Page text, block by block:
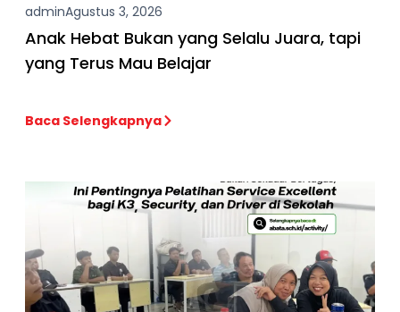
adminAgustus 3, 2026
Anak Hebat Bukan yang Selalu Juara, tapi
yang Terus Mau Belajar
Baca Selengkapnya